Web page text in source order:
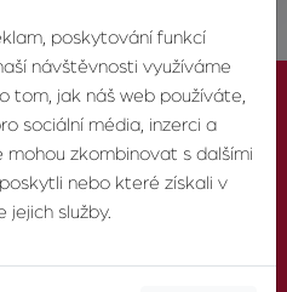
poskytování funkcí
návštěvnosti využíváme
tom, jak náš web používáte,
sociální média, inzerci a
zkombinovat s dalšími
nebo které získali v
jejich služby.